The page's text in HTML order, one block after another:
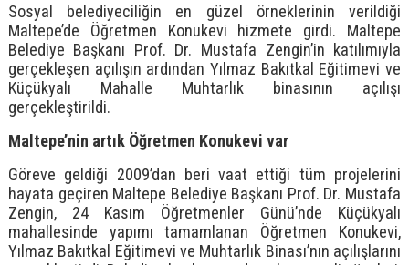
Sosyal belediyeciliğin en güzel örneklerinin verildiği
Maltepe’de Öğretmen Konukevi hizmete girdi. Maltepe
Belediye Başkanı Prof. Dr. Mustafa Zengin’in katılımıyla
gerçekleşen açılışın ardından Yılmaz Bakıtkal Eğitimevi ve
Küçükyalı Mahalle Muhtarlık binasının açılışı
gerçekleştirildi.
Maltepe’nin artık Öğretmen Konukevi var
Göreve geldiği 2009’dan beri vaat ettiği tüm projelerini
hayata geçiren Maltepe Belediye Başkanı Prof. Dr. Mustafa
Zengin, 24 Kasım Öğretmenler Günü’nde Küçükyalı
mahallesinde yapımı tamamlanan Öğretmen Konukevi,
Yılmaz Bakıtkal Eğitimevi ve Muhtarlık Binası’nın açılışlarını